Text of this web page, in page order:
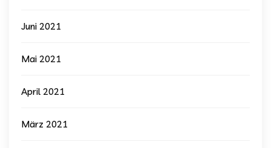
Juni 2021
Mai 2021
April 2021
März 2021